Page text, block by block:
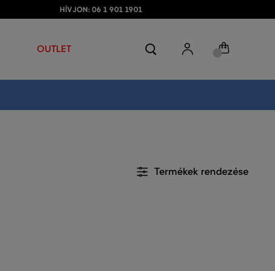
HÍVJON: 06 1 901 1901
OUTLET
Termékek rendezése